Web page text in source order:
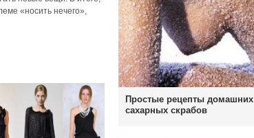
«носить нечего»,
Простые рецепты домашних
сахарных скрабов